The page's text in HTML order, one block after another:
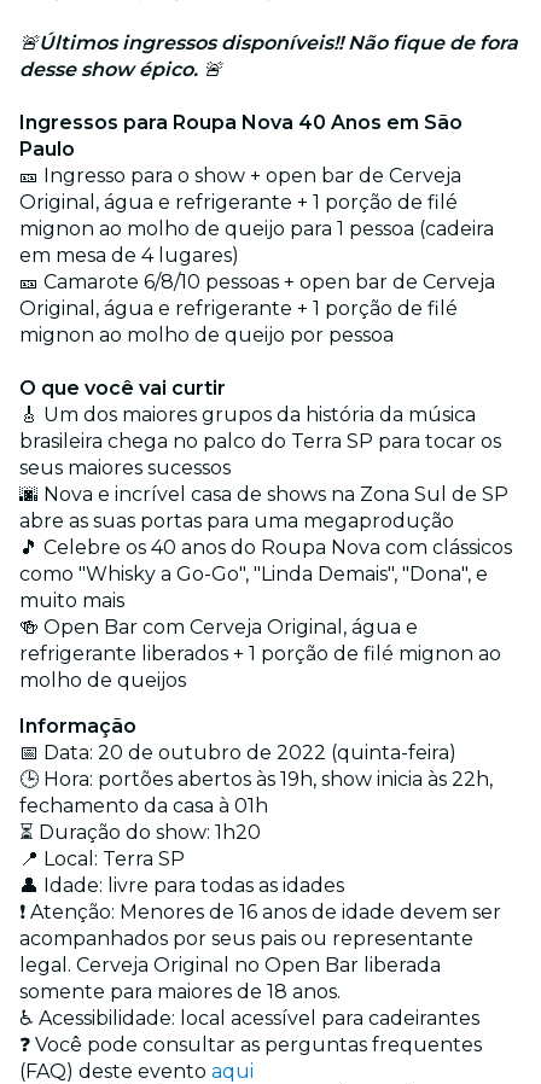
🚨Últimos ingressos disponíveis!! Não fique de fora
desse show épico. 🚨
Ingressos para Roupa Nova 40 Anos em São
Paulo
🎫 Ingresso para o show + open bar de Cerveja
Original, água e refrigerante + 1 porção de filé
mignon ao molho de queijo para 1 pessoa (cadeira
em mesa de 4 lugares)
🎫 Camarote 6/8/10 pessoas + open bar de Cerveja
Original, água e refrigerante + 1 porção de filé
mignon ao molho de queijo por pessoa
O que você vai curtir
🎸 Um dos maiores grupos da história da música
brasileira chega no palco do Terra SP para tocar os
seus maiores sucessos
🌆 Nova e incrível casa de shows na Zona Sul de SP
abre as suas portas para uma megaprodução
🎵 Celebre os 40 anos do Roupa Nova com clássicos
como "Whisky a Go-Go", "Linda Demais", "Dona", e
muito mais
🍻 Open Bar com Cerveja Original, água e
refrigerante liberados + 1 porção de filé mignon ao
molho de queijos
Informação
📅 Data: 20 de outubro de 2022 (quinta-feira)
🕒 Hora: portões abertos às 19h, show inicia às 22h,
fechamento da casa à 01h
⏳ Duração do show: 1h20
📍 Local: Terra SP
👤 Idade: livre para todas as idades
❗ Atenção: Menores de 16 anos de idade devem ser
acompanhados por seus pais ou representante
legal. Cerveja Original no Open Bar liberada
somente para maiores de 18 anos.
♿ Acessibilidade: local acessível para cadeirantes
❓ Você pode consultar as perguntas frequentes
(FAQ) deste evento aqui